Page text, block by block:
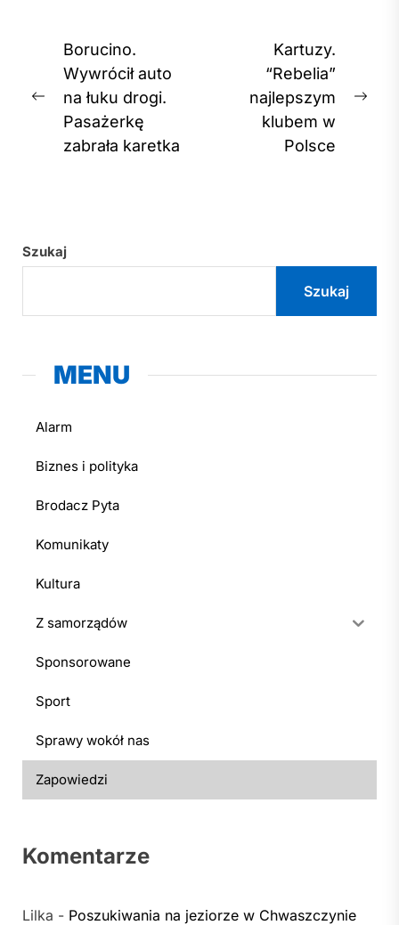
Nawigacja
wpisu
Previous
post:
Borucino.
Wywrócił auto
na łuku drogi.
Pasażerkę
zabrała karetka
Kartuzy.
“Rebelia”
najlepszym
klubem w
Polsce
Szukaj
Szukaj
MENU
Alarm
Biznes i polityka
Brodacz Pyta
Komunikaty
Kultura
Z samorządów
Sponsorowane
Sport
Sprawy wokół nas
Zapowiedzi
Komentarze
Lilka - Poszukiwania na jeziorze w Chwaszczynie